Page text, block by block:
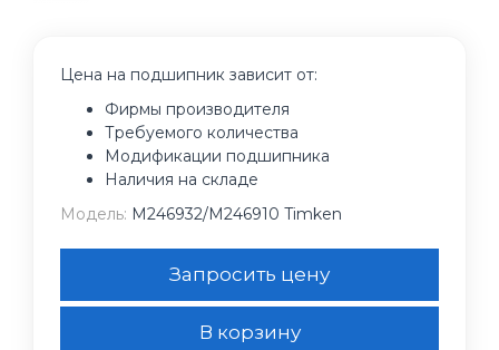
Цена на подшипник зависит от:
Фирмы производителя
Требуемого количества
Модификации подшипника
Наличия на складе
Модель: M246932/M246910 Timken
Запросить цену
В корзину